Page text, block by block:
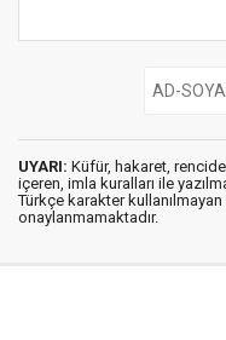
UYARI: Küfür, hakaret,
içeren, imla kuralları ile
Türkçe karakter
onaylanmamaktadır.